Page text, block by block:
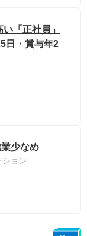
「正社員」
日・賞与年2
少なめ
ョン